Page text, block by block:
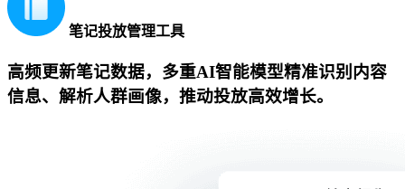
笔记投放管理工具
高频更新笔记数据，多重AI智能模型精准识别内容
信息、解析人群画像，推动投放高效增长。